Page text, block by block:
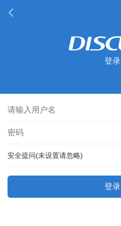
登录
安全提问(未设置请忽略)
登录